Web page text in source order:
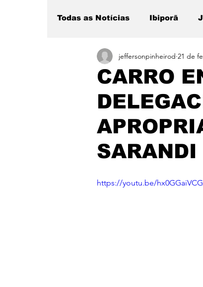
Todas as Notícias Ibiporã
Região Sertanópolis
CARRO
SARANDI
jeffersonpinheirod 21 de
https://youtu.be/